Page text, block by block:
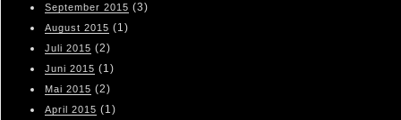
September 2015 (3)
August 2015 (1)
Juli 2015 (2)
Juni 2015 (1)
Mai 2015 (2)
April 2015 (1)